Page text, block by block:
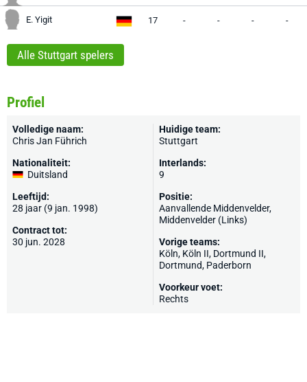
E. Yigit 17 - - - -
Alle Stuttgart spelers
Profiel
Volledige naam:
Chris Jan Führich
Nationaliteit:
Duitsland
Leeftijd:
28 jaar (9 jan. 1998)
Contract tot:
30 jun. 2028
Huidige team:
Stuttgart
Interlands:
9
Positie:
Aanvallende Middenvelder,
Middenvelder (Links)
Vorige teams:
Köln, Köln II, Dortmund II,
Dortmund, Paderborn
Voorkeur voet:
Rechts